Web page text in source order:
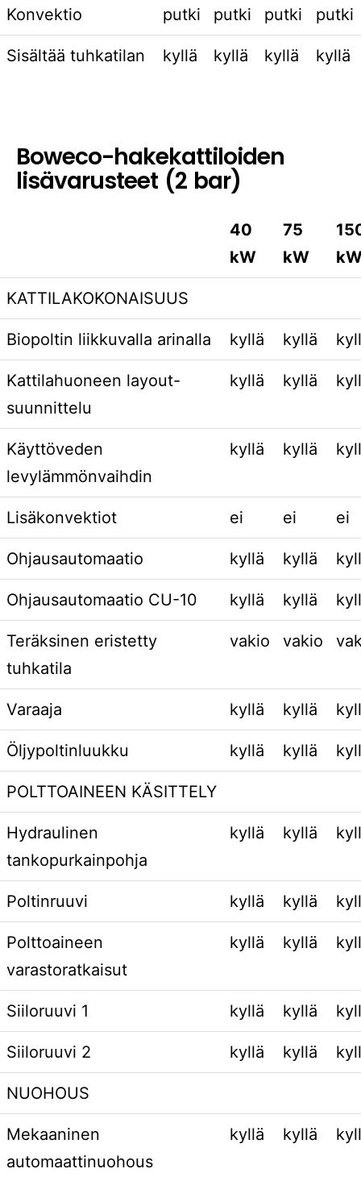
Konvektio putki putki putki putki
Sisältää tuhkatilan kyllä kyllä kyllä kyllä
Boweco-hakekattiloiden
lisävarusteet (2 bar)
40
kW
75
kW
KATTILAKOKONAISUUS
Biopoltin liikkuvalla arinalla kyllä kyllä
Kattilahuoneen layout-
suunnittelu
kyllä kyllä
Käyttöveden
levylämmönvaihdin
kyllä kyllä
Lisäkonvektiot ei ei ei
Ohjausautomaatio kyllä kyllä
Ohjausautomaatio CU-10 kyllä kyllä
Teräksinen eristetty
tuhkatila
vakio vakio
Varaaja kyllä kyllä
Öljypoltinluukku kyllä kyllä
POLTTOAINEEN KÄSITTELY
Hydraulinen
tankopurkainpohja
kyllä kyllä
Poltinruuvi kyllä kyllä
Polttoaineen
varastoratkaisut
kyllä kyllä
Siiloruuvi 1 kyllä kyllä
Siiloruuvi 2 kyllä kyllä
NUOHOUS
Mekaaninen
automaattinuohous
kyllä kyllä